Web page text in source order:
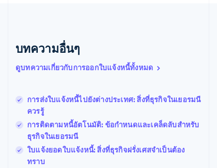
บทความอื่นๆ
ดูบทความเกี่ยวกับการออกใบแจ้งหนี้ทั้งหมด
การส่งใบแจ้งหนี้ไปยังต่างประเทศ: สิ่งที่ธุรกิจในเยอรมนี
ควรรู้
การติดตามหนี้อัตโนมัติ: ข้อกำหนดและเคล็ดลับสำหรับ
ธุรกิจในเยอรมนี
ใบแจ้งยอดใบแจ้งหนี้: สิ่งที่ธุรกิจฝรั่งเศสจำเป็นต้อง
ทราบ
PortuguêsEnglish
English
โปรตุเกส
โปแลนด์
English
ฝรั่งเศส
Français English
ฟินแลนด์
English